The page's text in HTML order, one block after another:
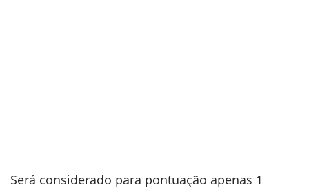
Será considerado para pontuação apenas 1